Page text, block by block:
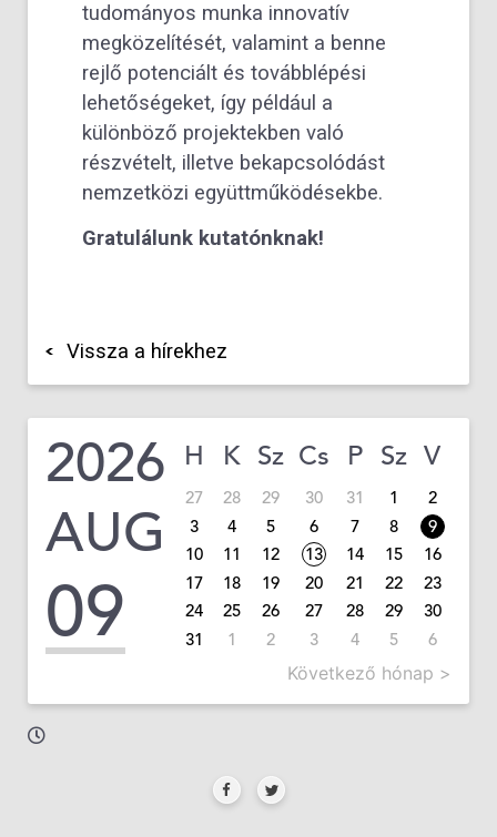
tudományos munka innovatív
megközelítését, valamint a benne
rejlő potenciált és továbblépési
lehetőségeket, így például a
különböző projektekben való
részvételt, illetve bekapcsolódást
nemzetközi együttműködésekbe.
Gratulálunk kutatónknak!
Vissza a hírekhez
2026
AUG
09
H K Sz Cs P Sz V
27 28 29 30 31 1
2
3
4 5 6 7 8
9
10
11 12 13 14 15
16
17
18 19 20 21 22
23
24
25 26 27 28 29
30
31
1 2 3 4 5 6
Következő hónap >